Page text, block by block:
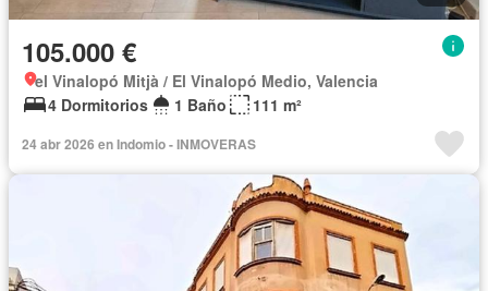
105.000 €
el Vinalopó Mitjà / El Vinalopó Medio, Valencia
4 Dormitorios
1 Baño 111 m²
24 abr 2026 en Indomio - INMOVERAS